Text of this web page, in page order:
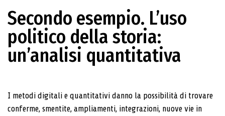
Secondo esempio. L’uso
politico della storia:
un’analisi quantitativa
I metodi digitali e quantitativi danno la possibilità di trovare
conferme, smentite, ampliamenti, integrazioni, nuove vie in